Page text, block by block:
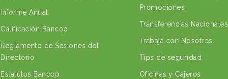
Informe Anual
Calificación Bancop
Reglamento de Sesiones del
Directorio
Estatutos Bancop
Promociones
Transferencias Nacionales
Trabajá con Nosotros
Tips de seguridad
Oficinas y Cajeros